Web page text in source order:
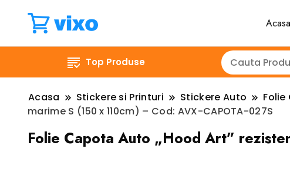
Acasa
Top Produse
Acasa Stickere si Printuri Stickere Auto Folie
marime S (150 x 110cm) – Cod: AVX-CAPOTA-027S
Folie Capota Auto „Hood Art”